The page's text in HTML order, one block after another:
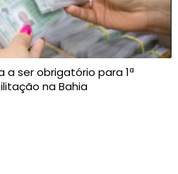
a ser obrigatório para 1ª
na Bahia